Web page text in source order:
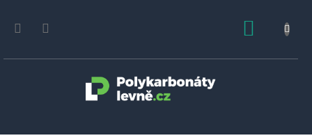
obsah